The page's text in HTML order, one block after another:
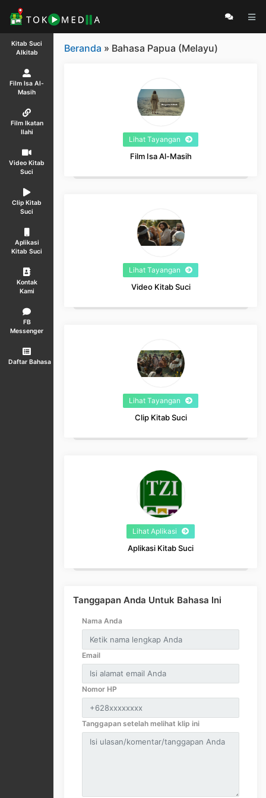
Kitab Suci
Alkitab
Film Isa Al-
Masih
Film Ikatan
Ilahi
Video Kitab
Suci
Clip Kitab
Suci
Aplikasi
Kitab Suci
Kontak
Kami
FB
Messenger
Daftar Bahasa
Beranda » Bahasa Papua (Melayu)
Lihat Tayangan
Film Isa Al-Masih
Lihat Tayangan
Video Kitab Suci
Lihat Tayangan
Clip Kitab Suci
Lihat Aplikasi
Aplikasi Kitab Suci
Tanggapan Anda Untuk Bahasa Ini
Nama Anda
Email
Nomor HP
Tanggapan setelah melihat klip ini